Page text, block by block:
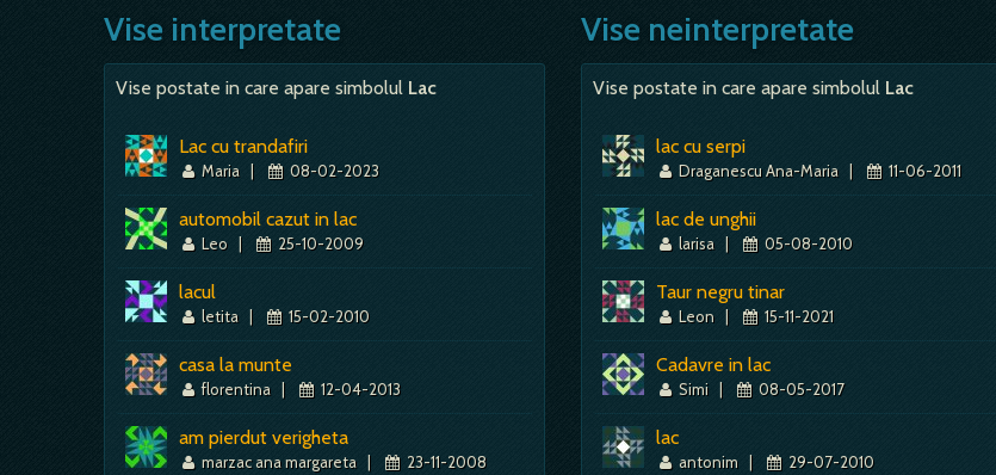
Mai mult despre acest simbol: Dictionar de vise ~ Sofer, Soferie
care te considera puternic si numai bun pentru a te provoca; esti, deci, un om in regula; - afaceri
bune vei avea; - te vei…
Mai mult despre acest simbol: Dictionar de vise ~ Dusman
Vise interpretate
Vise postate in care apare simbolul Lac
Lac cu trandafiri
Maria | 08-02-2023
automobil cazut in lac
Leo | 25-10-2009
lacul
letita | 15-02-2010
casa la munte
florentina | 12-04-2013
am pierdut verigheta
marzac ana margareta | 23-11-2008
Vise neinterpretate
Vise postate in care apare simbolul Lac
lac cu serpi
Draganescu Ana-Maria | 11-06-2011
lac de unghii
larisa | 05-08-2010
Taur negru tinar
Leon | 15-11-2021
Cadavre in lac
Simi | 08-05-2017
lac
antonim | 29-07-2010